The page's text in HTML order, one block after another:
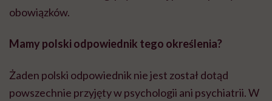
obowiązków.
Mamy polski odpowiednik tego określenia?
Żaden polski odpowiednik nie jest został dotąd
powszechnie przyjęty w psychologii ani psychiatrii. W